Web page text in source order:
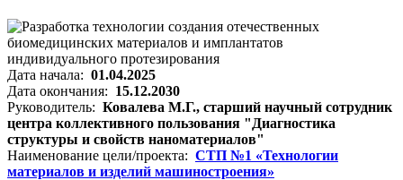
Дата начала: 01.04.2025
Дата окончания: 15.12.2030
Руководитель: Ковалева М.Г., старший научный сотрудник
центра коллективного пользования "Диагностика
структуры и свойств наноматериалов"
Наименование цели/проекта: СТП №1 «Технологии
материалов и изделий машиностроения»